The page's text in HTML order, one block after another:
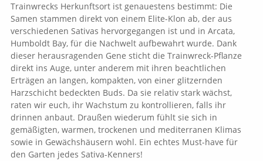
Trainwrecks Herkunftsort ist genauestens bestimmt: Die
Samen stammen direkt von einem Elite-Klon ab, der aus
verschiedenen Sativas hervorgegangen ist und in Arcata,
Humboldt Bay, für die Nachwelt aufbewahrt wurde. Dank
dieser herausragenden Gene sticht die Trainwreck-Pflanze
direkt ins Auge, unter anderem mit ihren beachtlichen
Erträgen an langen, kompakten, von einer glitzernden
Harzschicht bedeckten Buds. Da sie relativ stark wächst,
raten wir euch, ihr Wachstum zu kontrollieren, falls ihr
drinnen anbaut. Draußen wiederum fühlt sie sich in
gemäßigten, warmen, trockenen und mediterranen Klimas
sowie in Gewächshäusern wohl. Ein echtes Must-have für
den Garten jedes Sativa-Kenners!